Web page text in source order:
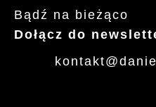
Bądź na bieżąco
Dołącz do
kontakt@daniel